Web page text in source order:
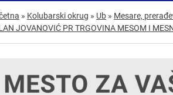
» Kolubarski okrug » Ub » Mesare,
JOVANOVIĆ PR TRGOVINA MESOM I